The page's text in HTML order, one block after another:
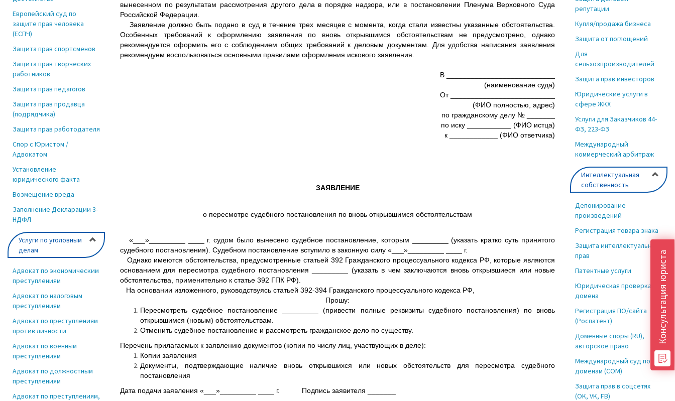
Европейский суд по
защите прав человека
(ЕСПЧ)
Защита прав спортсменов
Защита прав творческих
работников
Защита прав педагогов
Защита прав продавца
(подрядчика)
Защита прав работодателя
Спор с Юристом /
Адвокатом
Установление
юридического факта
Возмещение вреда
Заполнение Декларации 3-
НДФЛ
Услуги по уголовным
делам
Адвокат по экономическим
преступлениям
Адвокат по налоговым
преступлениям
Адвокат по преступлениям
против личности
Адвокат по военным
преступлениям
Адвокат по должностным
преступлениям
Адвокат по преступлениям,
вынесенном по результатам рассмотрения другого дела в порядке надзора, или в постановлении Пленума Верховного Суда
Российской Федерации.
Заявление должно быть подано в суд в течение трех месяцев с момента, когда стали известны указанные обстоятельства.
Особенных требований к оформлению заявления по вновь открывшимся обстоятельствам не предусмотрено, однако
рекомендуется оформить его с соблюдением общих требований к деловым документам. Для удобства написания заявления
рекомендуем воспользоваться основными правилами оформления искового заявления.
В ___________________________
(наименование суда)
От __________________________
(ФИО полностью, адрес)
по гражданскому делу № _______
по иску ___________ (ФИО истца)
к ____________ (ФИО ответчика)
ЗАЯВЛЕНИЕ
о пересмотре судебного постановления по вновь открывшимся обстоятельствам
«___»_________ ____ г. судом было вынесено судебное постановление, которым _________ (указать кратко суть принятого
судебного постановления). Судебном постановление вступило в законную силу «___»_________ ____ г.
Однако имеются обстоятельства, предусмотренные статьей 392 Гражданского процессуального кодекса РФ, которые являются
основанием для пересмотра судебного постановления _________ (указать в чем заключаются вновь открывшиеся или новые
обстоятельства, применительно к статье 392 ГПК РФ).
На основании изложенного, руководствуясь статьей 392-394 Гражданского процессуального кодекса РФ,
Прошу:
Пересмотреть судебное постановление _________ (привести полные реквизиты судебного постановления) по вновь
открывшимся (новым) обстоятельствам.
Отменить судебное постановление и рассмотреть гражданское дело по существу.
Перечень прилагаемых к заявлению документов (копии по числу лиц, участвующих в деле):
Копии заявления
Документы, подтверждающие наличие вновь открывшихся или новых обстоятельств для пересмотра судебного
постановления
Дата подачи заявления «___»_________ ____ г. Подпись заявителя _______
репутации
Купля/продажа бизнеса
Защита от поглощений
Для
сельхозпроизводителей
Защита прав инвесторов
Юридические услуги в
сфере ЖКХ
Услуги для Заказчиков 44-
ФЗ, 223-ФЗ
Международный
коммерческий арбитраж
Интеллектуальная
собственность
Депонирование
произведений
Регистрация товара знака
Защита интеллектуальных
прав
Патентные услуги
Юридическая проверка
домена
Регистрация ПО/сайта
(Роспатент)
Доменные споры (RU),
авторское право
Международный суд по
доменам (COM)
Защита прав в соцсетях
(OK, VK, FB)
Консультация юриста